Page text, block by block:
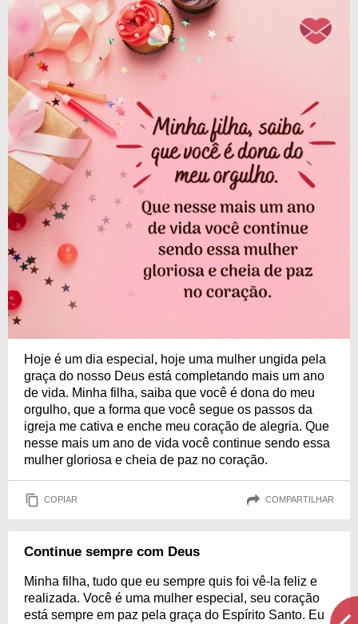
Hoje é um dia especial, hoje uma mulher ungida pela
graça do nosso Deus está completando mais um ano
de vida. Minha filha, saiba que você é dona do meu
orgulho, que a forma que você segue os passos da
igreja me cativa e enche meu coração de alegria. Que
nesse mais um ano de vida você continue sendo essa
mulher gloriosa e cheia de paz no coração.
COPIAR COMPARTILHAR
Continue sempre com Deus
Minha filha, tudo que eu sempre quis foi vê-la feliz e
realizada. Você é uma mulher especial, seu coração
está sempre em paz pela graça do Espírito Santo. Eu